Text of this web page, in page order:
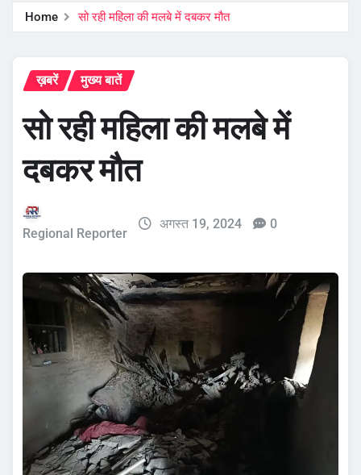
Home सो रही महिला की मलबे में दबकर मौत
ख़बरें मुख्य बातें
सो रही महिला की मलबे में
दबकर मौत
Regional Reporter
अगस्त 19, 2024 0